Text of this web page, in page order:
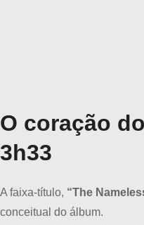
O coração
3h33
A faixa-título, “The
conceitual do álbum.